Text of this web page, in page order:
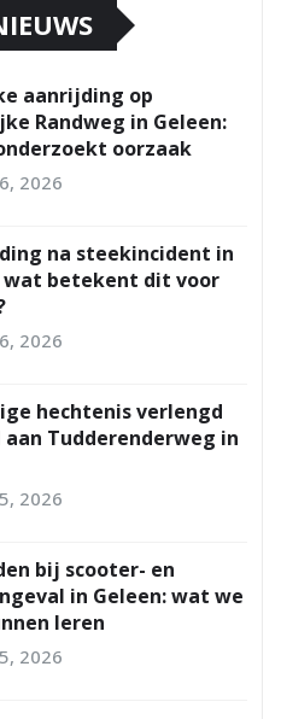
aanrijding op
Randweg in Geleen:
oorzaak
2026
na steekincident in
wat betekent dit voor
2026
hechtenis verlengd
aan Tudderenderweg in
2026
bij scooter- en
in Geleen: wat we
leren
2026